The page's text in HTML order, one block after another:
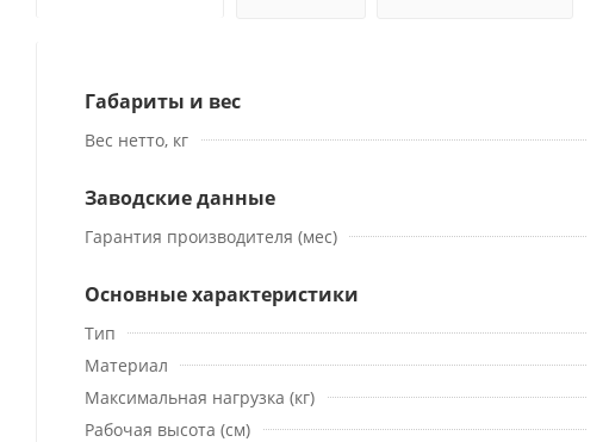
Габариты и вес
Вес нетто, кг
Заводские данные
Гарантия производителя (мес)
Основные характеристики
Тип
Материал
Максимальная нагрузка (кг)
Рабочая высота (см)